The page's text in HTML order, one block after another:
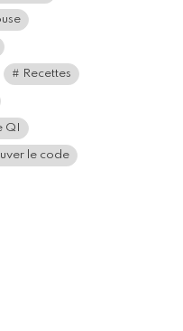
Recettes
QI
le code